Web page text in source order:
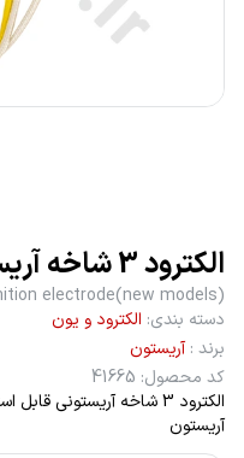
الکترود 3 شاخه آریستون اورجینال وارداتی
electrode(new models)
دسته بندی: الکترود و یون
برند :آریستون
کد محصول:
41665
الکترود 3 شاخه
آریستون